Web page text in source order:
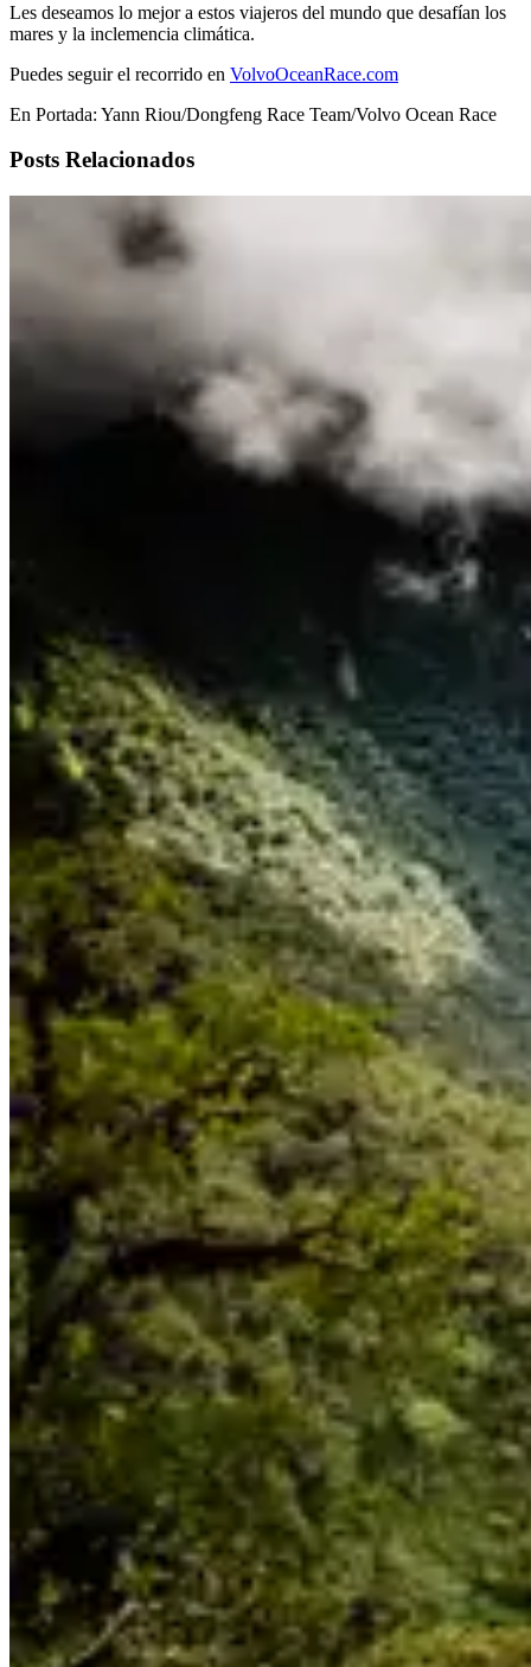
Les deseamos lo mejor a estos viajeros del mundo que desafían los
mares y la inclemencia climática.
Puedes seguir el recorrido en VolvoOceanRace.com
En Portada: Yann Riou/Dongfeng Race Team/Volvo Ocean Race
Posts Relacionados